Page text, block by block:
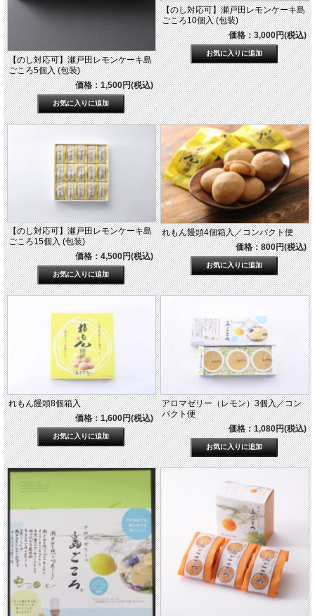
【のし対応可】瀬戸田レモンケーキ島
ごころ5個入 (包装)
価格：1,500円(税込)
【のし対応可】瀬戸田レモンケーキ島
ごころ10個入 (包装)
価格：3,000円(税込)
【のし対応可】瀬戸田レモンケーキ島
ごころ15個入 (包装)
価格：4,500円(税込)
れもん饅頭4個箱入／コンパクト便
価格：800円(税込)
れもん饅頭8個箱入
価格：1,600円(税込)
アロマゼリー（レモン）3個入／コン
パクト便
価格：1,080円(税込)